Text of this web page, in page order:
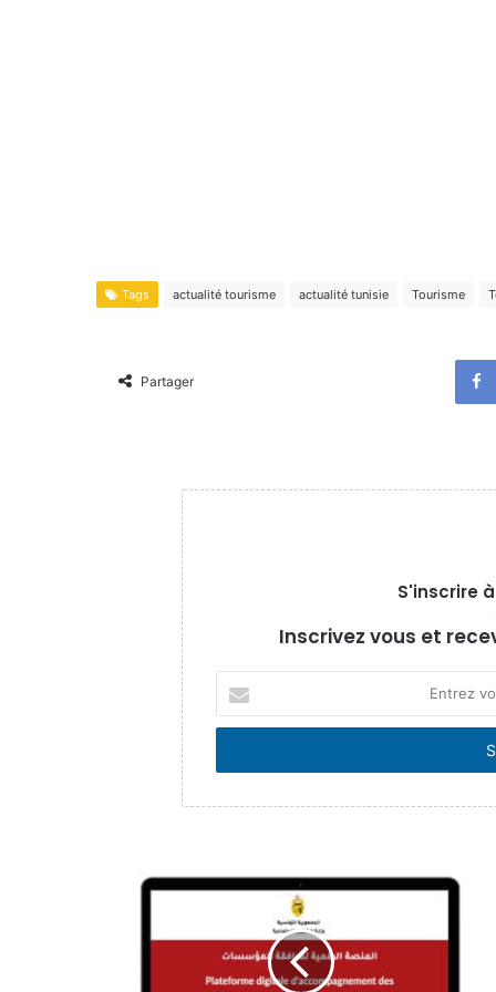
Tags actualité tourisme actualité tunisie Tourisme
Partager
S'inscrire
Inscrivez vous et
votre
adresse